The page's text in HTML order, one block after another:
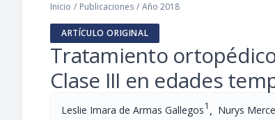
Inicio / Publicaciones / Año 2018
ARTÍCULO ORIGINAL
Tratamiento
Clase III en edades
Leslie Imara de Armas Gallegos1 , Nurys